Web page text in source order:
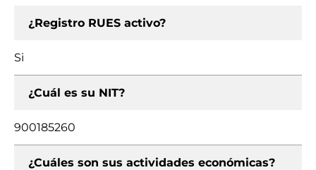
¿Registro RUES activo?
Si
¿Cuál es su NIT?
900185260
¿Cuáles son sus actividades económicas?